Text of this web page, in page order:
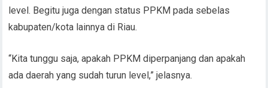
level. Begitu juga dengan status PPKM pada sebelas
kabupaten/kota lainnya di Riau.
“Kita tunggu saja, apakah PPKM diperpanjang dan apakah
ada daerah yang sudah turun level,” jelasnya.